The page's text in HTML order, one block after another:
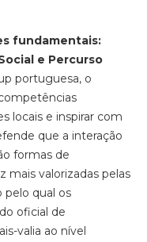
fundamentais:
e Percurso
portuguesa, o
locais e inspirar com
que a interação
formas de
mais valorizadas pelas
qual os
oficial de
valia ao nível